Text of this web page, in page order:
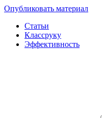
Опубликовать материал
Статьи
Классруку
Эффективность